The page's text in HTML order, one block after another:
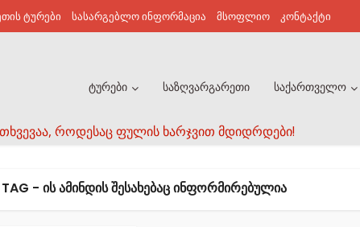
ტურები სასარგებლო ინფორმაცია მსოფლიო კონტაქტი
როდესაც ფულის ხარჯვით მდიდრდები!
ტურები საზღვარგარეთი საქართველო
TAG - ᲘᲡ ᲐᲛᲘᲜᲓᲘᲡ ᲨᲔᲡᲐᲮᲔᲑᲐᲪ ᲘᲜᲤᲝᲠᲛᲘᲠᲔᲑᲣᲚᲘᲐ